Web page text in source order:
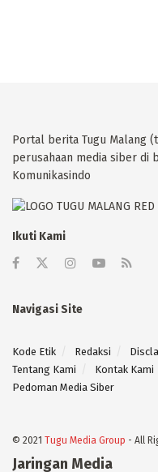
Portal berita Tugu Malang
perusahaan media siber di
Komunikasindo
Ikuti Kami
Navigasi Site
Kode Etik Redaksi
Tentang Kami
Kontak Kami
Pedoman Media Siber
© 2021 Tugu Media Group - All
Jaringan Media